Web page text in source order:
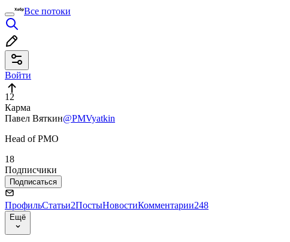
Все потоки
Войти
12
Карма
Павел Вяткин@PMVyatkin
Head of PMO
18
Подписчики
Подписаться
ПрофильСтатьи2ПостыНовостиКомментарии248
Ещё